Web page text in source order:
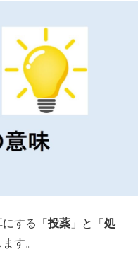
する「投薬 」と「処
す。